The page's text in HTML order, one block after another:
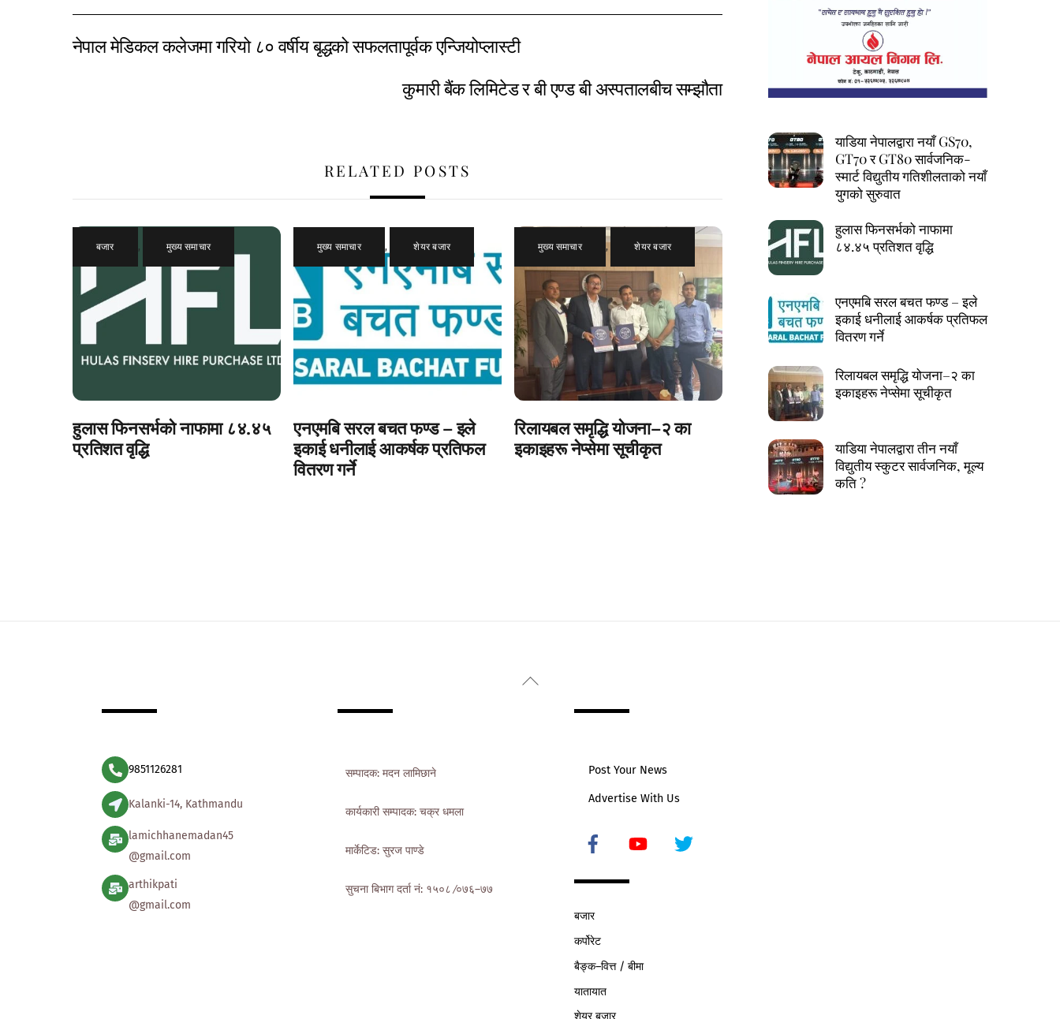
नेपाल मेडिकल कलेजमा गरियो ८० वर्षीय बृद्धको सफलतापूर्वक एन्जियोप्लास्टी
कुमारी बैंक लिमिटेड र बी एण्ड बी अस्पतालबीच सम्झौता
RELATED POSTS
बजार , मुख्य समाचार
हुलास फिनसर्भको नाफामा ८४.४५
प्रतिशत वृद्धि
मुख्य समाचार , शेयर बजार
एनएमबि सरल बचत फण्ड – इले
इकाई धनीलाई आकर्षक प्रतिफल
वितरण गर्ने
मुख्य समाचार , शेयर बजार
रिलायबल समृद्धि योजना–२ का
इकाइहरू नेप्सेमा सूचीकृत
याडिया नेपालद्वारा नयाँ GS70,
GT70 र GT80 सार्वजनिक-
स्मार्ट विद्युतीय गतिशीलताको नयाँ
युगको सुरुवात
हुलास फिनसर्भको नाफामा
८४.४५ प्रतिशत वृद्धि
एनएमबि सरल बचत फण्ड – इले
इकाई धनीलाई आकर्षक प्रतिफल
वितरण गर्ने
रिलायबल समृद्धि योजना–२ का
इकाइहरू नेप्सेमा सूचीकृत
याडिया नेपालद्वारा तीन नयाँ
विद्युतीय स्कुटर सार्वजनिक, मूल्य
कति ?
Back
9851126281
Kalanki-14, Kathmandu
lamichhanemadan45
@gmail.com
arthikpati
@gmail.com
सम्पादक: मदन लामिछाने
कार्यकारी सम्पादक: चक्र धमला
मार्केटिड: सुरज पाण्डे
सुचना बिभाग दर्ता नं: १५०८ ∕०७६–७७
Post Your News
Advertise With Us
Icon
बजार
कर्पोरेट
बैङ्क–वित्त / बीमा
यातायात